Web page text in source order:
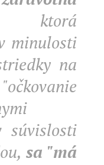
minulosti
na
súvislosti
sa "má